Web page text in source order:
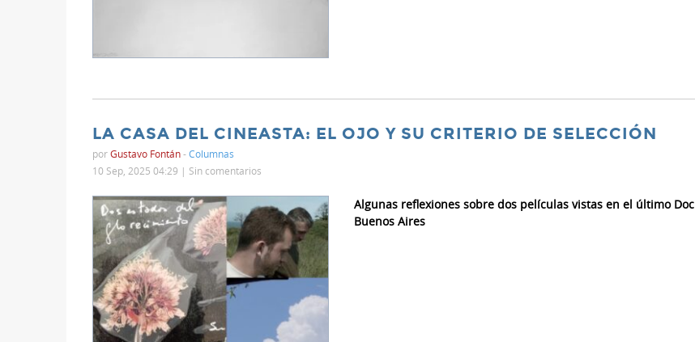
LA CASA DEL CINEASTA: EL OJO Y SU CRITERIO DE SELECCIÓN
porGustavo Fontán-Columnas
10 Sep, 2025 04:29 | Sin comentarios
Algunas reflexiones sobre dos películas vistas en el último Doc
Buenos Aires